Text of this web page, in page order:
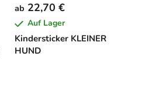
Kindersticker KLEINER
HUND
ab 22,70 €
Auf Lager